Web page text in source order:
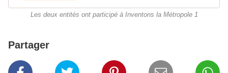
Les deux entités ont participé à Inventons la Métropole 1
Partager